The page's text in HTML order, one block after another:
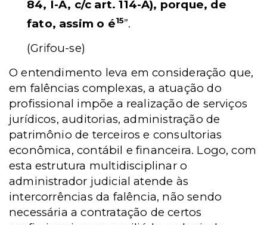
84, I-A, c/c art. 114-A), porque, de
fato, assim o é15”.
(Grifou-se)
O entendimento leva em consideração que,
em falências complexas, a atuação do
profissional impõe a realização de serviços
jurídicos, auditorias, administração de
patrimônio de terceiros e consultorias
econômica, contábil e financeira. Logo, com
esta estrutura multidisciplinar o
administrador judicial atende às
intercorrências da falência, não sendo
necessária a contratação de certos